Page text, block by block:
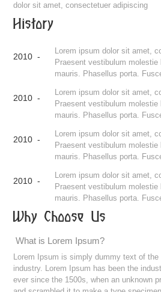
dolor sit amet, consectetuer adipiscing
History
2010 -
Lorem ipsum dolor sit amet,
Praesent vestibulum
mauris. Phasellus porta.
2010 -
Lorem ipsum dolor sit amet,
Praesent vestibulum
mauris. Phasellus porta.
2010 -
Lorem ipsum dolor sit amet,
Praesent vestibulum
mauris. Phasellus porta.
2010 -
Lorem ipsum dolor sit amet,
Praesent vestibulum
mauris. Phasellus porta.
Why Choose Us
What is Lorem Ipsum?
Lorem Ipsum is simply dummy text of
industry. Lorem Ipsum has been the
ever since the 1500s, when an unknown